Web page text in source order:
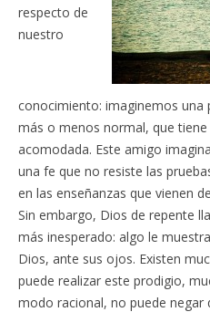
respecto de
nuestro
conocimiento: imaginemos una
más o menos normal, que
acomodada. Este amigo
una fe que no resiste las
en las enseñanzas que vienen
Sin embargo, Dios de repente
más inesperado: algo le
Dios, ante sus ojos. Existen
puede realizar este prodigio,
modo racional, no puede negar